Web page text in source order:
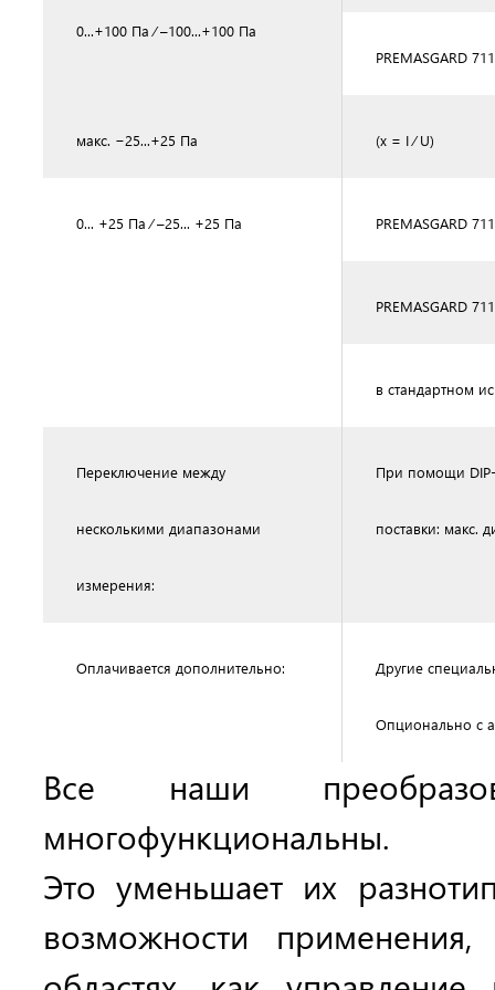
0...+100 Па ⁄ –100...+100 Па
PREMASGARD
макс. −25...+25 Па (x = I ⁄ U)
0... +25 Па ⁄ –25... +25 Па PREMASGARD
PREMASGARD
в стандартном
Переключение между
несколькими диапазонами
измерения:
При помощи DIP-
поставки: макс.
Оплачивается дополнительно: Другие
Опционально с
Все наши
многофункциональны.
Это уменьшает их
возможности